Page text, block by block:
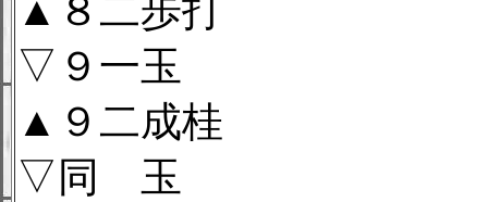
▲８二歩打
▽９一玉
▲９二成桂
▽同 玉